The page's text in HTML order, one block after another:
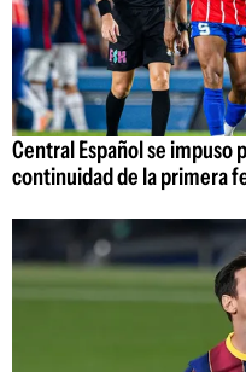
Central Español se impuso
continuidad de la primera